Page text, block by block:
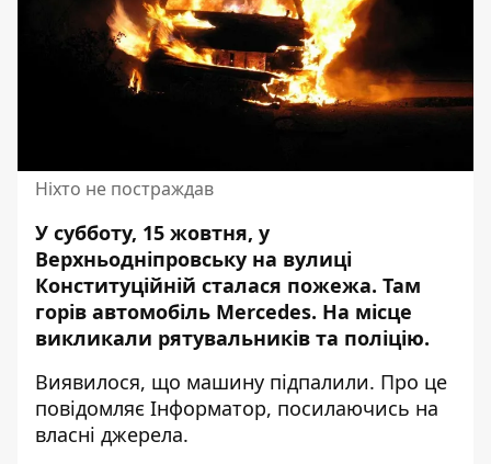
Ніхто не постраждав
У субботу, 15 жовтня, у
Верхньодніпровську на вулиці
Конституційній сталася пожежа. Там
горів автомобіль Mercedes. На місце
викликали рятувальників та поліцію.
Виявилося, що машину підпалили. Про це
повідомляє Інформатор, посилаючись на
власні джерела.